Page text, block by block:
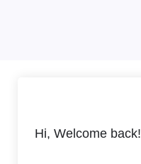
Hi, Welcome back!